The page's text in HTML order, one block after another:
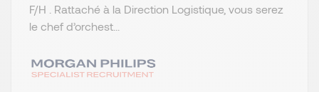
F/H . Rattaché à la Direction Logistique, vous serez
le chef d’orchest...